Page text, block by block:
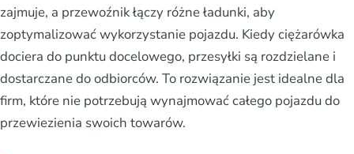
zajmuje, a przewoźnik łączy różne ładunki, aby
zoptymalizować wykorzystanie pojazdu. Kiedy ciężarówka
dociera do punktu docelowego, przesyłki są rozdzielane i
dostarczane do odbiorców. To rozwiązanie jest idealne dla
firm, które nie potrzebują wynajmować całego pojazdu do
przewiezienia swoich towarów.